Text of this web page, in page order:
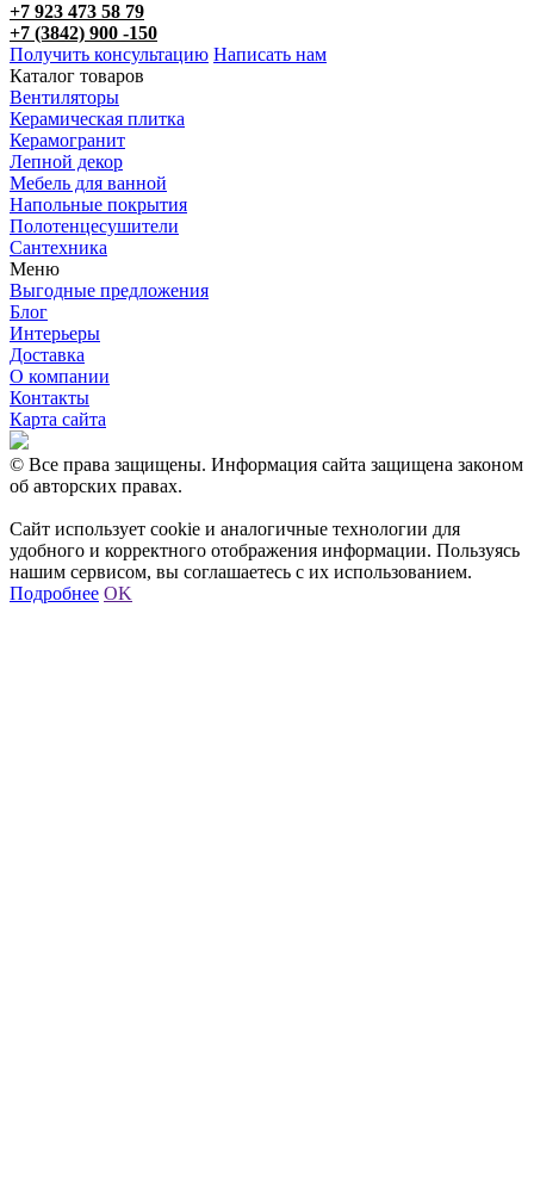
+7 923 473 58 79
+7 (3842) 900 -150
Получить консультацию Написать нам
Каталог товаров
Вентиляторы
Керамическая плитка
Керамогранит
Лепной декор
Мебель для ванной
Напольные покрытия
Полотенцесушители
Сантехника
Меню
Выгодные предложения
Блог
Интерьеры
Доставка
О компании
Контакты
Карта сайта
© Все права защищены. Информация сайта защищена законом
об авторских правах.
Сайт использует cookie и аналогичные технологии для
удобного и корректного отображения информации. Пользуясь
нашим сервисом, вы соглашаетесь с их использованием.
Подробнее OK